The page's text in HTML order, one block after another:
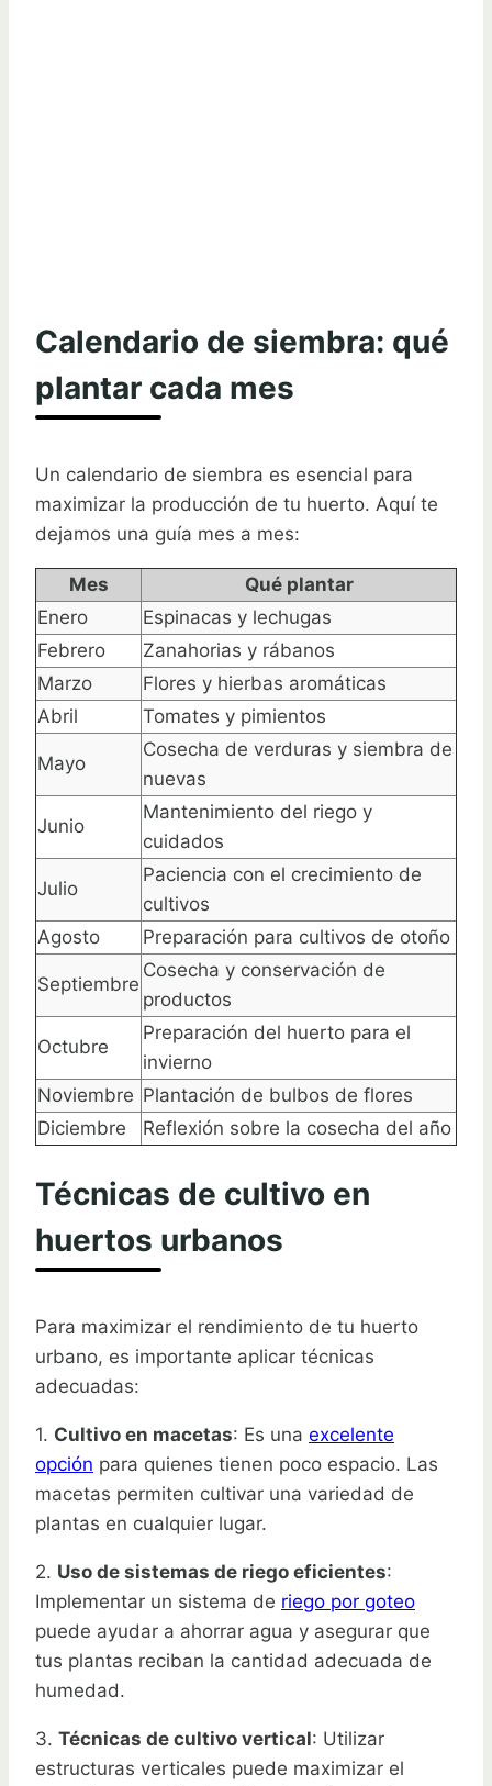
Calendario de siembra: qué
plantar cada mes
Un calendario de siembra es esencial para
maximizar la producción de tu huerto. Aquí te
dejamos una guía mes a mes:
Mes
Qué plantar
Enero
Espinacas y lechugas
Febrero
Zanahorias y rábanos
Marzo
Flores y hierbas aromáticas
Abril
Tomates y pimientos
Mayo
Cosecha de verduras y siembra de
nuevas
Junio
Mantenimiento del riego y
cuidados
Julio
Paciencia con el crecimiento de
cultivos
Agosto
Preparación para cultivos de otoño
Septiembre
Cosecha y conservación de
productos
Octubre
Preparación del huerto para el
invierno
Noviembre Plantación de bulbos de flores
Diciembre
Reflexión sobre la cosecha del año
Técnicas de cultivo en
huertos urbanos
Para maximizar el rendimiento de tu huerto
urbano, es importante aplicar técnicas
adecuadas:
1. Cultivo en macetas: Es una excelente
opción para quienes tienen poco espacio. Las
macetas permiten cultivar una variedad de
plantas en cualquier lugar.
2. Uso de sistemas de riego eficientes:
Implementar un sistema de riego por goteo
puede ayudar a ahorrar agua y asegurar que
tus plantas reciban la cantidad adecuada de
humedad.
3. Técnicas de cultivo vertical: Utilizar
estructuras verticales puede maximizar el